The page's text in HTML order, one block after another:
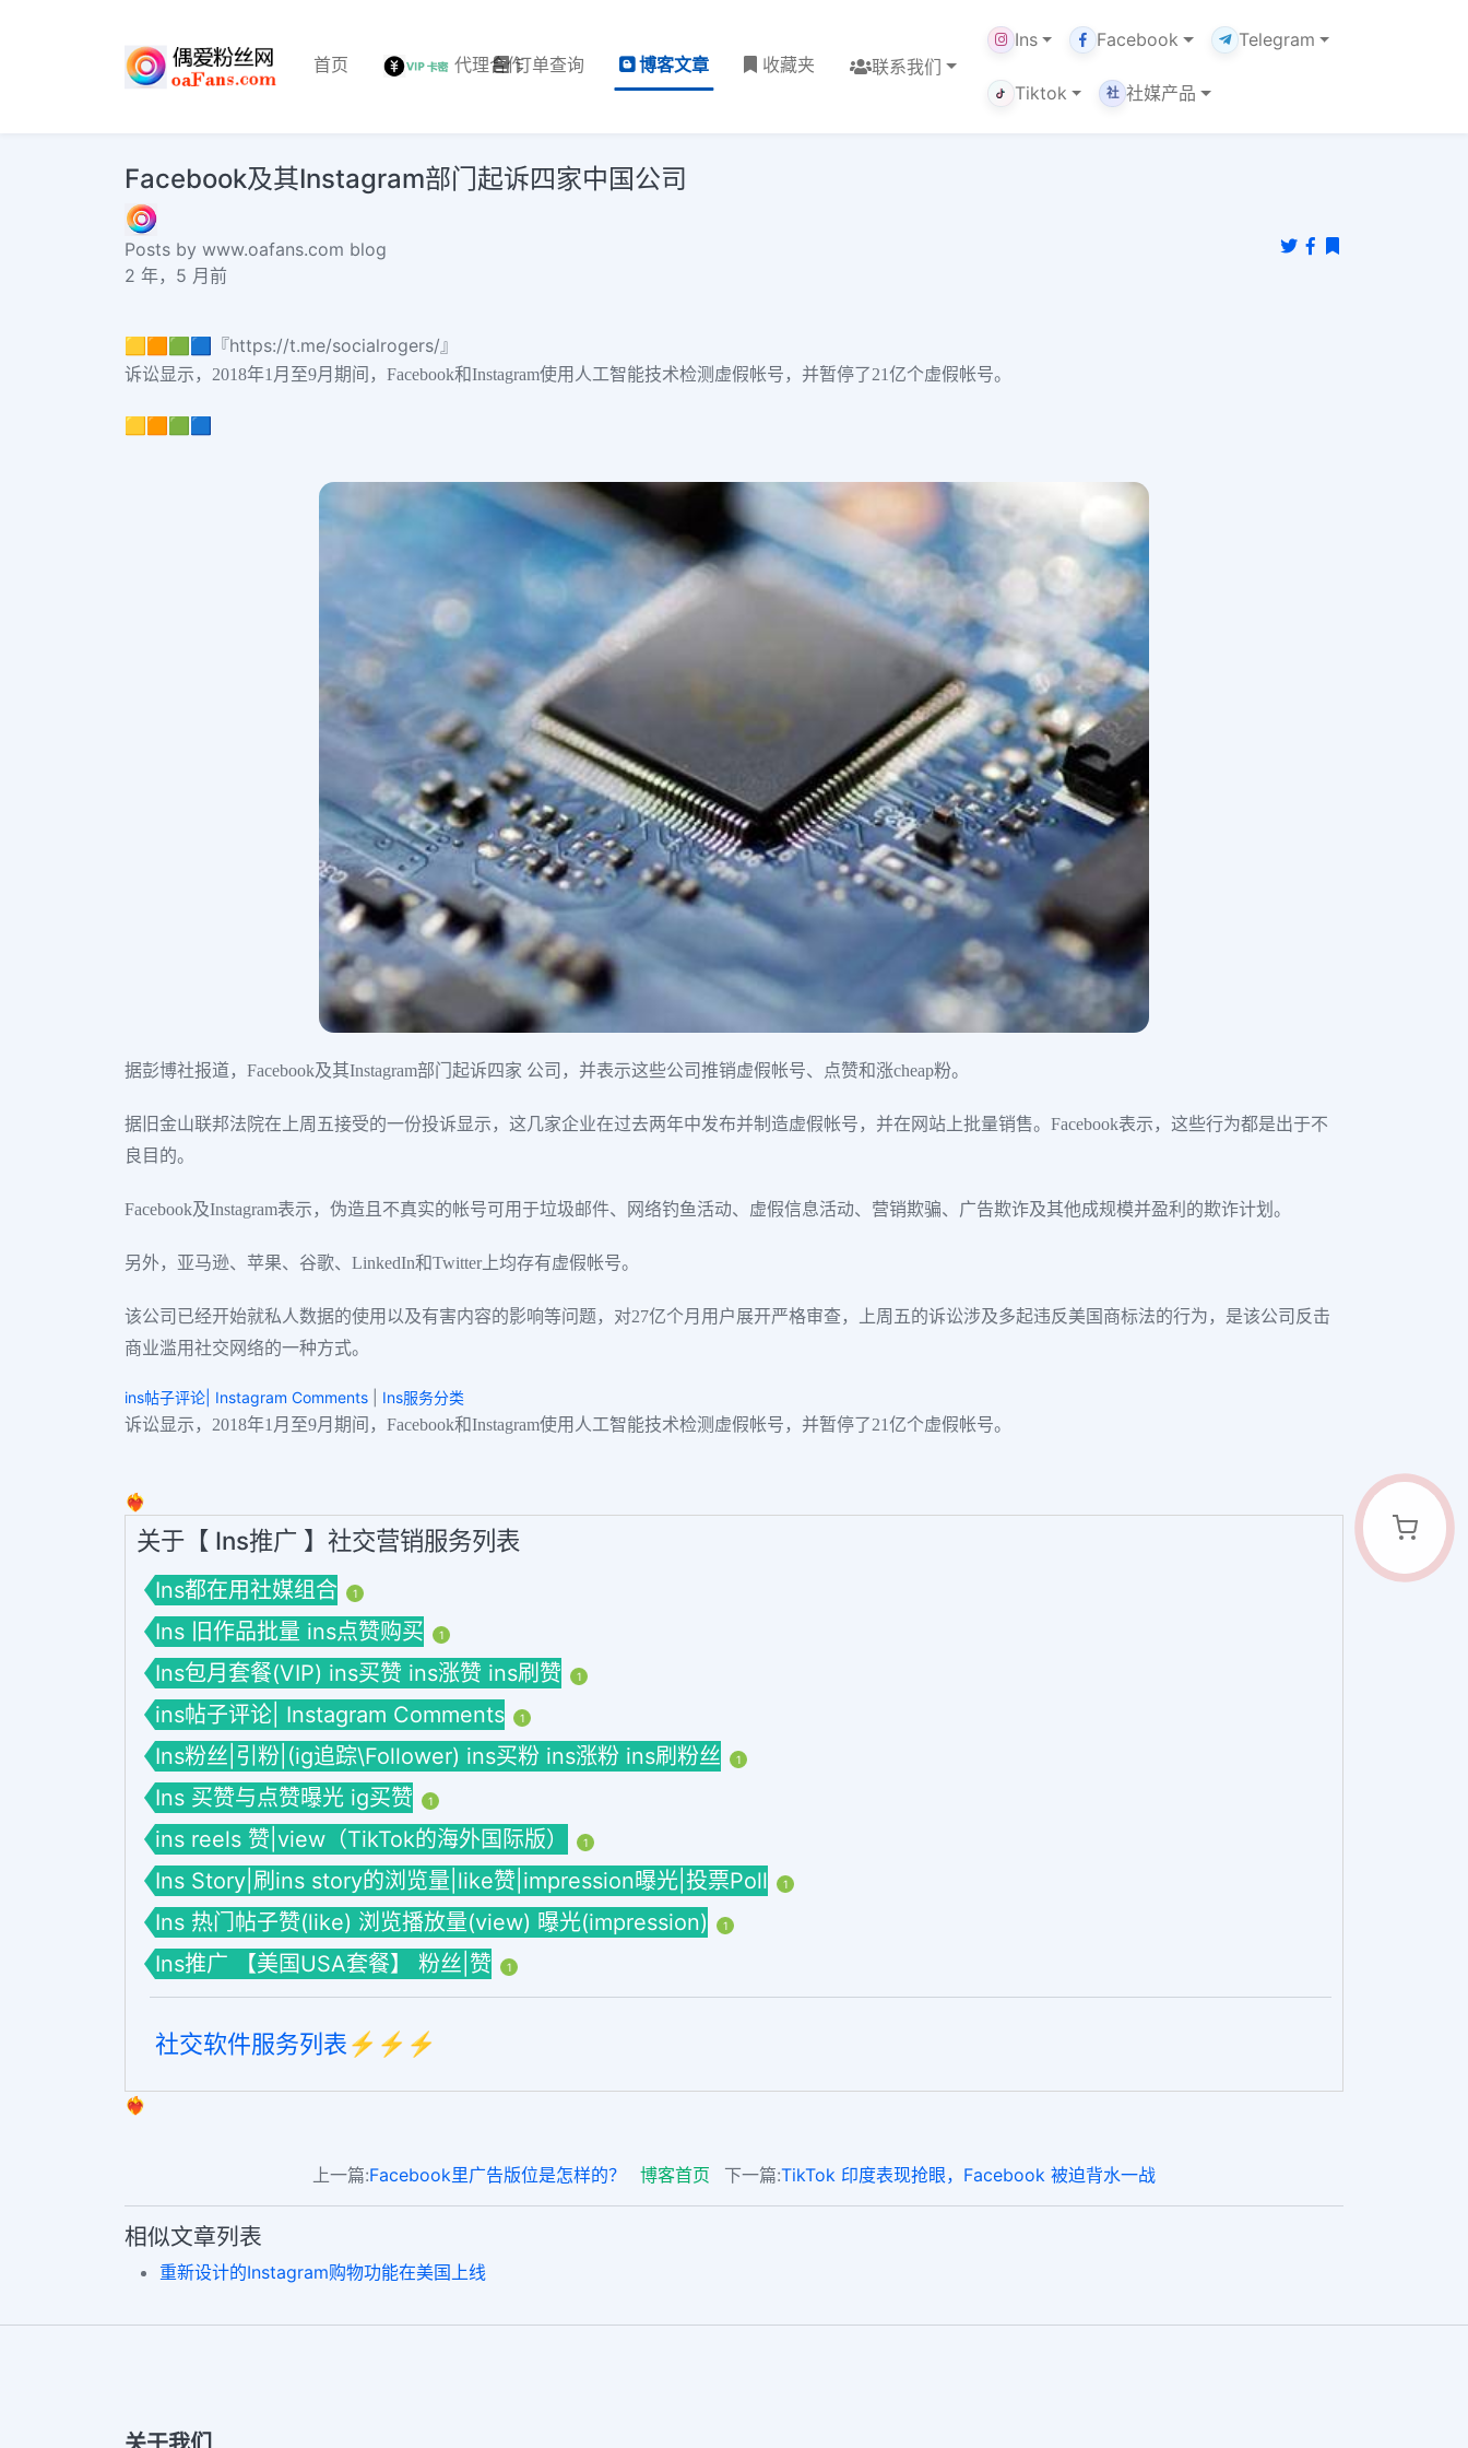
首页 代理合作订单查询 博客文章 收藏夹 联系我们
Ins Facebook Telegram
Tiktok 社 社媒产品
Facebook及其Instagram部门起诉四家中国公司
Posts by www.oafans.com blog
2 年，5 月前
🟨🟧🟩🟦『https://t.me/socialrogers/』
诉讼显示，2018年1月至9月期间，Facebook和Instagram使用人工智能技术检测虚假帐号，并暂停了21亿个虚假帐号。
🟨🟧🟩🟦
据彭博社报道，Facebook及其Instagram部门起诉四家 公司，并表示这些公司推销虚假帐号、点赞和涨cheap粉。
据旧金山联邦法院在上周五接受的一份投诉显示，这几家企业在过去两年中发布并制造虚假帐号，并在网站上批量销售。Facebook表示，这些行为都是出于不
良目的。
Facebook及Instagram表示，伪造且不真实的帐号可用于垃圾邮件、网络钓鱼活动、虚假信息活动、营销欺骗、广告欺诈及其他成规模并盈利的欺诈计划。
另外，亚马逊、苹果、谷歌、LinkedIn和Twitter上均存有虚假帐号。
该公司已经开始就私人数据的使用以及有害内容的影响等问题，对27亿个月用户展开严格审查，上周五的诉讼涉及多起违反美国商标法的行为，是该公司反击
商业滥用社交网络的一种方式。
ins帖子评论| Instagram Comments
Ins服务分类
诉讼显示，2018年1月至9月期间，Facebook和Instagram使用人工智能技术检测虚假帐号，并暂停了21亿个虚假帐号。
❤️‍🔥
关于【 Ins推广 】社交营销服务列表
Ins都在用社媒组合 1
Ins 旧作品批量 ins点赞购买 1
Ins包月套餐(VIP) ins买赞 ins涨赞 ins刷赞 1
ins帖子评论| Instagram Comments 1
Ins粉丝|引粉|(ig追踪\Follower) ins买粉 ins涨粉 ins刷粉丝 1
Ins 买赞与点赞曝光 ig买赞 1
ins reels 赞|view（TikTok的海外国际版） 1
Ins Story|刷ins story的浏览量|like赞|impression曝光|投票Poll 1
Ins 热门帖子赞(like) 浏览播放量(view) 曝光(impression) 1
Ins推广 【美国USA套餐】 粉丝|赞 1
社交软件服务列表⚡️⚡️⚡️
❤️‍🔥
上一篇:Facebook里广告版位是怎样的？ 博客首页 下一篇:TikTok 印度表现抢眼，Facebook 被迫背水一战
相似文章列表
重新设计的Instagram购物功能在美国上线